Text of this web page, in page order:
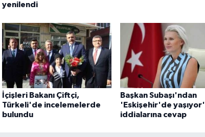
yenilendi
İçişleri Bakanı Çiftçi,
Türkeli'de incelemelerde
bulundu
Başkan Subaşı'ndan
'Eskişehir'de yaşıyor'
iddialarına cevap